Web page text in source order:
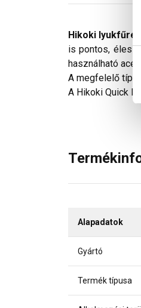
Hikoki lyukfűrész
is pontos, éles
használható
A megfelelő
A Hikoki Quick
Alapadatok
Gyártó
Termék típusa